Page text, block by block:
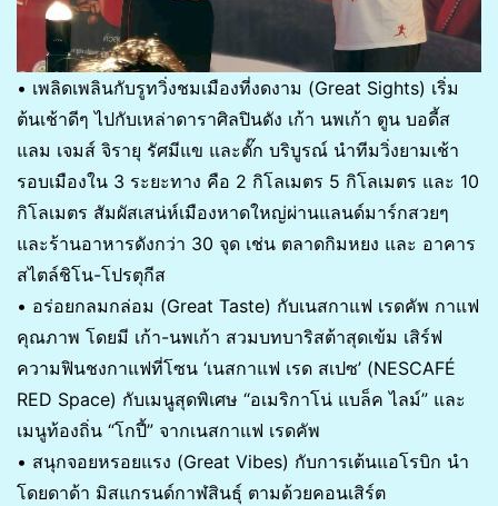
• เพลิดเพลินกับรูทวิ่งชมเมืองที่งดงาม (Great Sights) เริ่ม
ต้นเช้าดีๆ ไปกับเหล่าดาราศิลปินดัง เก้า นพเก้า ตูน บอดี้ส
แลม เจมส์ จิรายุ รัศมีแข และตั๊ก บริบูรณ์ นำทีมวิ่งยามเช้า
รอบเมืองใน 3 ระยะทาง คือ 2 กิโลเมตร 5 กิโลเมตร และ 10
กิโลเมตร สัมผัสเสน่ห์เมืองหาดใหญ่ผ่านแลนด์มาร์กสวยๆ
และร้านอาหารดังกว่า 30 จุด เช่น ตลาดกิมหยง และ อาคาร
สไตล์ชิโน-โปรตุกีส
• อร่อยกลมกล่อม (Great Taste) กับเนสกาแฟ เรดคัพ กาแฟ
คุณภาพ โดยมี เก้า-นพเก้า สวมบทบาริสต้าสุดเข้ม เสิร์ฟ
ความฟินชงกาแฟที่โซน ‘เนสกาแฟ เรด สเปซ’ (NESCAFÉ
RED Space) กับเมนูสุดพิเศษ “อเมริกาโน่ แบล็ค ไลม์” และ
เมนูท้องถิ่น “โกปี้” จากเนสกาแฟ เรดคัพ
• สนุกจอยหรอยแรง (Great Vibes) กับการเต้นแอโรบิก นำ
โดยดาด้า มิสแกรนด์กาฬสินธุ์ ตามด้วยคอนเสิร์ต